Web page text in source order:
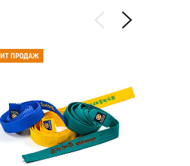
ПРОДАЖ